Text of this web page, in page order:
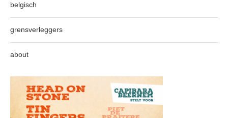
belgisch
grensverleggers
about